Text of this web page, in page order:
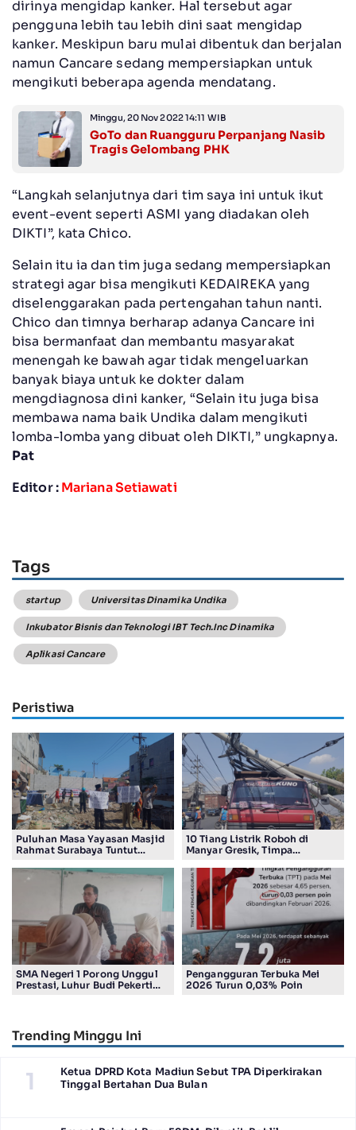
dirinya mengidap kanker. Hal tersebut agar
pengguna lebih tau lebih dini saat mengidap
kanker. Meskipun baru mulai dibentuk dan berjalan
namun Cancare sedang mempersiapkan untuk
mengikuti beberapa agenda mendatang.
Minggu, 20 Nov 2022 14:11 WIB
GoTo dan Ruangguru Perpanjang Nasib
Tragis Gelombang PHK
“Langkah selanjutnya dari tim saya ini untuk ikut
event-event seperti ASMI yang diadakan oleh
DIKTI”, kata Chico.
Selain itu ia dan tim juga sedang mempersiapkan
strategi agar bisa mengikuti KEDAIREKA yang
diselenggarakan pada pertengahan tahun nanti.
Chico dan timnya berharap adanya Cancare ini
bisa bermanfaat dan membantu masyarakat
menengah ke bawah agar tidak mengeluarkan
banyak biaya untuk ke dokter dalam
mengdiagnosa dini kanker, “Selain itu juga bisa
membawa nama baik Undika dalam mengikuti
lomba-lomba yang dibuat oleh DIKTI,” ungkapnya.
Pat
Editor :Mariana Setiawati
Tags
startup Universitas Dinamika Undika
Inkubator Bisnis dan Teknologi IBT Tech.Inc Dinamika
Aplikasi Cancare
Peristiwa
Puluhan Masa Yayasan Masjid
Rahmat Surabaya Tuntut
Pandigiling
10 Tiang Listrik Roboh di
Manyar Gresik, Timpa
Lumpuhkan Lalu Lintas
SMA Negeri 1 Porong Unggul
Prestasi, Luhur Budi Pekerti
Pengangguran Terbuka Mei
2026 Turun 0,03% Poin
Trending Minggu Ini
1
Ketua DPRD Kota Madiun Sebut TPA Diperkirakan
Tinggal Bertahan Dua Bulan